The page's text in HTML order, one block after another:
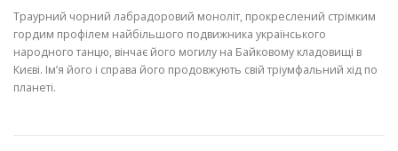
Траурний чорний лабрадоровий моноліт, прокреслений стрімким
гор­дим профілем найбільшого подвижника українського
народного танцю, вінчає його могилу на Байковому кладовищі в
Києві. Ім’я його і справа його продовжують свій тріумфальний хід по
планеті.